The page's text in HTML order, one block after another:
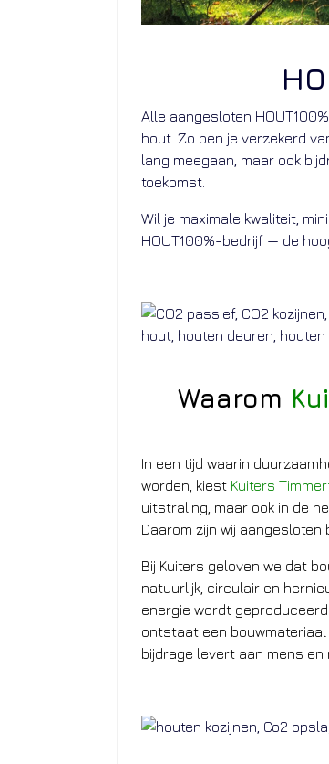
Alle aangesloten
hout. Zo ben je verzekerd
lang meegaan, maar ook
toekomst.
Wil je maximale kwaliteit,
HOUT100%-bedrijf — de
Waarom
In een tijd waarin
worden, kiest Kuiters
uitstraling, maar ook in de
Daarom zijn wij aangesloten
Bij Kuiters geloven we dat
natuurlijk, circulair en
energie wordt
ontstaat een
bijdrage levert aan mens en